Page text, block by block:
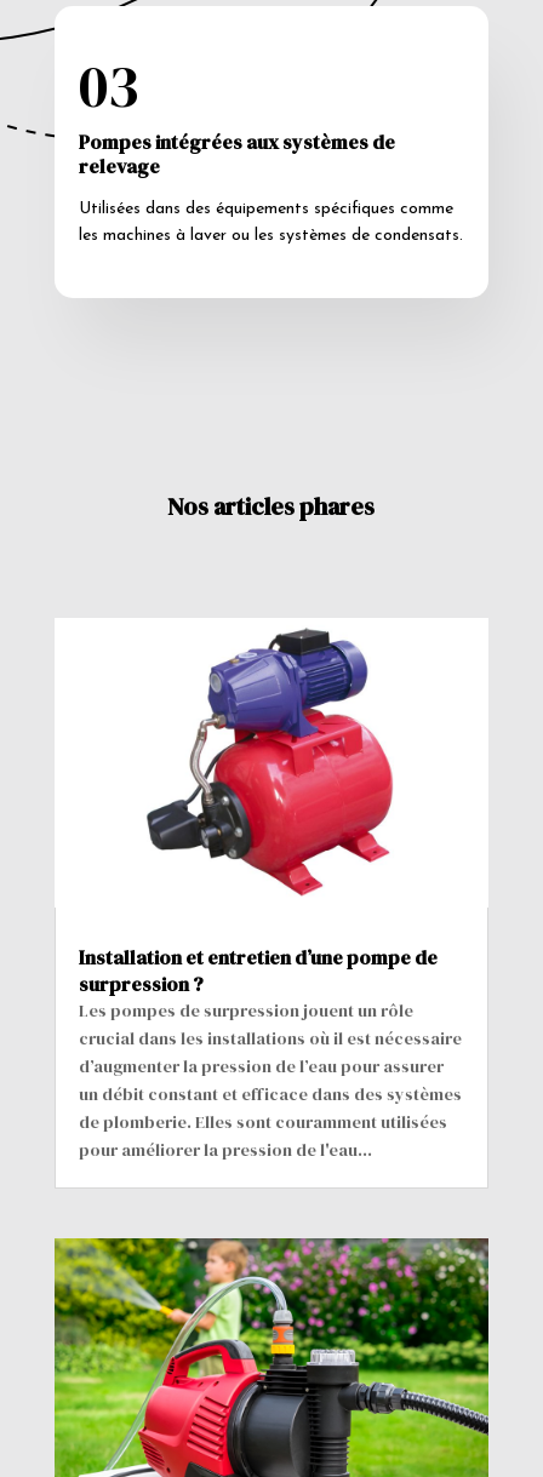
03
Pompes intégrées aux systèmes de
relevage
Utilisées dans des équipements spécifiques comme
les machines à laver ou les systèmes de condensats.
Nos articles phares
Installation et entretien d’une pompe de
surpression ?
Les pompes de surpression jouent un rôle
crucial dans les installations où il est nécessaire
d’augmenter la pression de l’eau pour assurer
un débit constant et efficace dans des systèmes
de plomberie. Elles sont couramment utilisées
pour améliorer la pression de l'eau...